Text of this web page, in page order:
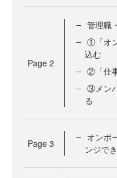
Page 2
管理職
①「オ
込む
②「仕
③メン
る
Page 3
オンボ
ンジで